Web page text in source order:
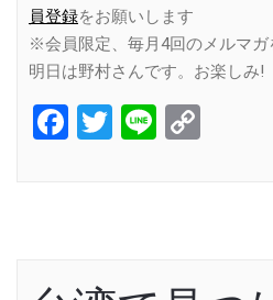
員登録をお願いします
※会員限定、毎月4回のメルマガ
明日は野村さんです。お楽しみ!
Facebook
Twitter
Line